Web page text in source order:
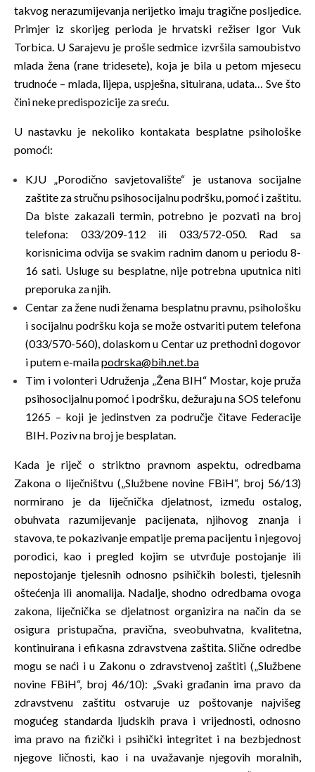
takvog nerazumijevanja nerijetko imaju tragične posljedice.
Primjer iz skorijeg perioda je hrvatski režiser Igor Vuk
Torbica. U Sarajevu je prošle sedmice izvršila samoubistvo
mlada žena (rane tridesete), koja je bila u petom mjesecu
trudnoće – mlada, lijepa, uspješna, situirana, udata… Sve što
čini neke predispozicije za sreću.
U nastavku je nekoliko kontakata besplatne psihološke
pomoći:
KJU „Porodično savjetovalište“ je ustanova socijalne
zaštite za stručnu psihosocijalnu podršku, pomoć i zaštitu.
Da biste zakazali termin, potrebno je pozvati na broj
telefona: 033/209-112 ili 033/572-050. Rad sa
korisnicima odvija se svakim radnim danom u periodu 8-
16 sati. Usluge su besplatne, nije potrebna uputnica niti
preporuka za njih.
Centar za žene nudi ženama besplatnu pravnu, psihološku
i socijalnu podršku koja se može ostvariti putem telefona
(033/570-560), dolaskom u Centar uz prethodni dogovor
i putem e-mailapodrska@bih.net.ba
Tim i volonteri Udruženja „Žena BIH“ Mostar, koje pruža
psihosocijalnu pomoć i podršku, dežuraju na SOS telefonu
1265 – koji je jedinstven za područje čitave Federacije
BIH. Poziv na broj je besplatan.
Kada je riječ o striktno pravnom aspektu, odredbama
Zakona o liječništvu („Službene novine FBiH“, broj 56/13)
normirano je da liječnička djelatnost, između ostalog,
obuhvata razumijevanje pacijenata, njihovog znanja i
stavova, te pokazivanje empatije prema pacijentu i njegovoj
porodici, kao i pregled kojim se utvrđuje postojanje ili
nepostojanje tjelesnih odnosno psihičkih bolesti, tjelesnih
oštećenja ili anomalija. Nadalje, shodno odredbama ovoga
zakona, liječnička se djelatnost organizira na način da se
osigura pristupačna, pravična, sveobuhvatna, kvalitetna,
kontinuirana i efikasna zdravstvena zaštita. Slične odredbe
mogu se naći i u Zakonu o zdravstvenoj zaštiti („Službene
novine FBiH“, broj 46/10): „Svaki građanin ima pravo da
zdravstvenu zaštitu ostvaruje uz poštovanje najvišeg
mogućeg standarda ljudskih prava i vrijednosti, odnosno
ima pravo na fizički i psihički integritet i na bezbjednost
njegove ličnosti, kao i na uvažavanje njegovih moralnih,